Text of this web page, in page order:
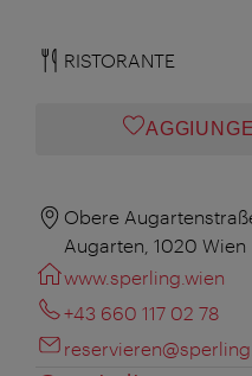
RISTORANTE
Obere
Augarten, 1020 Wien
www.sperling.wien
+43 660 117 02 78